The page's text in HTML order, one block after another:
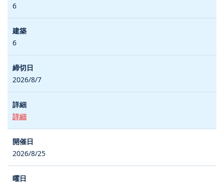
6
6
2026/8/7
詳細
2026/8/25